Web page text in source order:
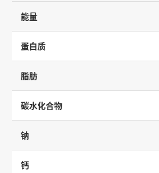
能量
蛋白质
脂肪
碳水化合物
钠
钙